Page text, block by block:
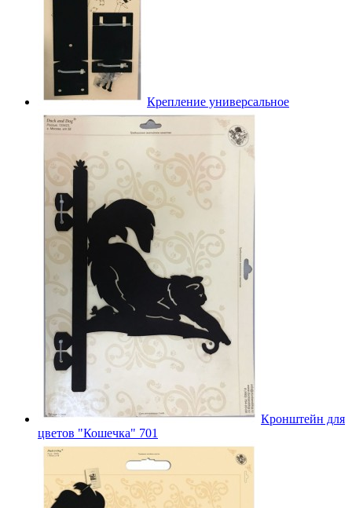
Крепление универсальное
Кронштейн для
цветов "Кошечка" 701